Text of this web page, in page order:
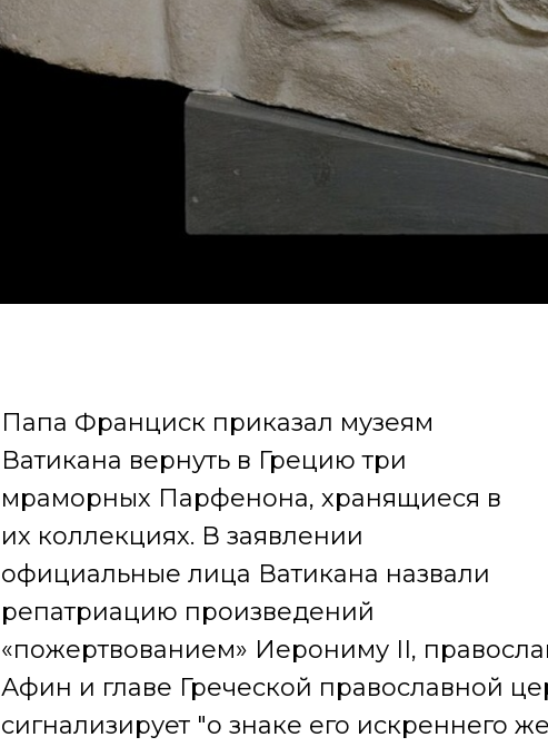
Папа Франциск приказал музеям
Ватикана вернуть в Грецию три
мраморных Парфенона, хранящиеся в
их коллекциях. В заявлении
официальные лица Ватикана назвали
репатриацию произведений
«пожертвованием» Иерониму II,
Афин и главе Греческой православной
сигнализирует "о знаке его искреннего